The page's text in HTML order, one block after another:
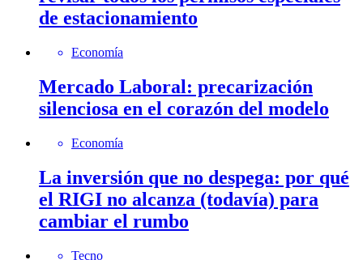
de estacionamiento
Economía
Mercado Laboral: precarización
silenciosa en el corazón del modelo
Economía
La inversión que no despega: por qué
el RIGI no alcanza (todavía) para
cambiar el rumbo
Tecno